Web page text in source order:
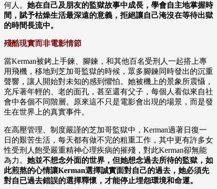
何人。 她在自己及朋友的監獄故事中成長，學會自主地掌握時
間，賦予枯燥生活最深遠的意義，拒絕讓自己淹沒在等待出獄
的時間長流中。
殘酷現實而非電影情節
當Kerman被銬上手鍊、腳鍊，和其他百名受刑人一起搭上專
用飛機，移地到芝加哥監獄的時候，眾多腳鍊同時發出的沉重
聲響，讓人開始對未知的感到懼怕。她被機上的景象所震懾，
充斥著年輕的、老的面孔，甚至還有父子，每個人看似來自社
會中各個不同階層。原來這不只是電影會出現的場景，而是發
生在世界上的真實事件。
在高壓管理、制度嚴謹的芝加哥監獄中，Kerman過著日復一
日的艱苦生活，每天都有做不完的粗重工作，其中更有許多女
性受刑人飽受嚴重精神心理疾病的摧殘，對此Kerman卻無能
為力。 她並不想念外面的世界，但她想念過去所待的監獄，如
此煎熬的心情讓Kerman選擇誠實面對自己的過去，她必須先
對自已過去錯誤的選擇釋懷，才能停止埋怨環境和命運。